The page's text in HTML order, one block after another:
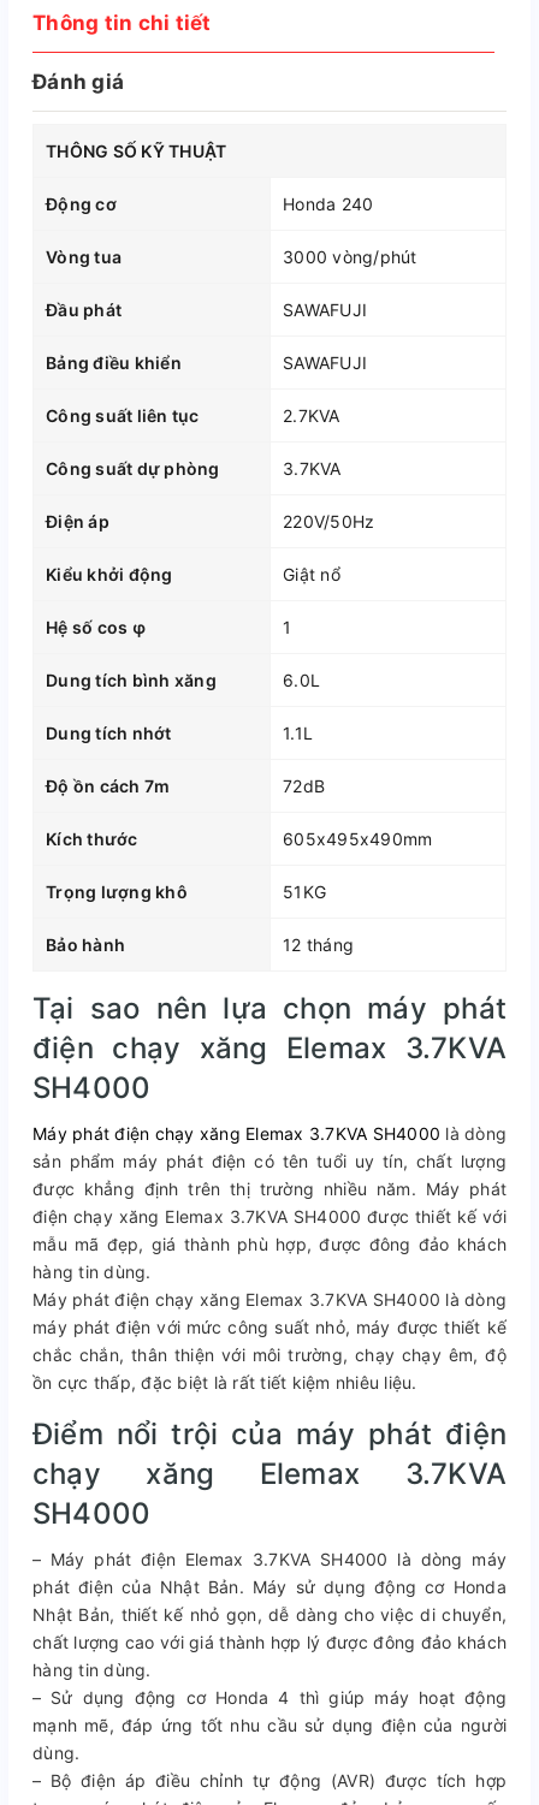
Thông tin chi tiết
Đánh giá
THÔNG SỐ KỸ THUẬT
Động cơ Honda 240
Vòng tua 3000 vòng/phút
Đầu phát SAWAFUJI
Bảng điều khiển SAWAFUJI
Công suất liên tục 2.7KVA
Công suất dự phòng 3.7KVA
Điện áp 220V/50Hz
Kiểu khởi động Giật nổ
Hệ số cos φ 1
Dung tích bình xăng 6.0L
Dung tích nhớt 1.1L
Độ ồn cách 7m 72dB
Kích thước 605x495x490mm
Trọng lượng khô 51KG
Bảo hành 12 tháng
Tại sao nên lựa chọn máy phát
điện chạy xăng Elemax 3.7KVA
SH4000
Máy phát điện chạy xăng Elemax 3.7KVA SH4000 là dòng
sản phẩm máy phát điện có tên tuổi uy tín, chất lượng
được khẳng định trên thị trường nhiều năm. Máy phát
điện chạy xăng Elemax 3.7KVA SH4000 được thiết kế với
mẫu mã đẹp, giá thành phù hợp, được đông đảo khách
hàng tin dùng.
Máy phát điện chạy xăng Elemax 3.7KVA SH4000 là dòng
máy phát điện với mức công suất nhỏ, máy được thiết kế
chắc chắn, thân thiện với môi trường, chạy chạy êm, độ
ồn cực thấp, đặc biệt là rất tiết kiệm nhiêu liệu.
Điểm nổi trội của máy phát điện
chạy xăng Elemax 3.7KVA
SH4000
– Máy phát điện Elemax 3.7KVA SH4000 là dòng máy
phát điện của Nhật Bản. Máy sử dụng động cơ Honda
Nhật Bản, thiết kế nhỏ gọn, dễ dàng cho việc di chuyển,
chất lượng cao với giá thành hợp lý được đông đảo khách
hàng tin dùng.
– Sử dụng động cơ Honda 4 thì giúp máy hoạt động
mạnh mẽ, đáp ứng tốt nhu cầu sử dụng điện của người
dùng.
– Bộ điện áp điều chỉnh tự động (AVR) được tích hợp